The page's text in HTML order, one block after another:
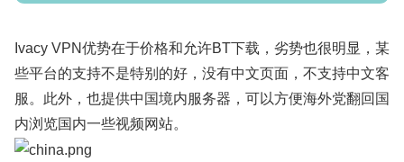
Ivacy VPN优势在于价格和允许BT下载，劣势也很明显，某
些平台的支持不是特别的好，没有中文页面，不支持中文客
服。此外，也提供中国境内服务器，可以方便海外党翻回国
内浏览国内一些视频网站。